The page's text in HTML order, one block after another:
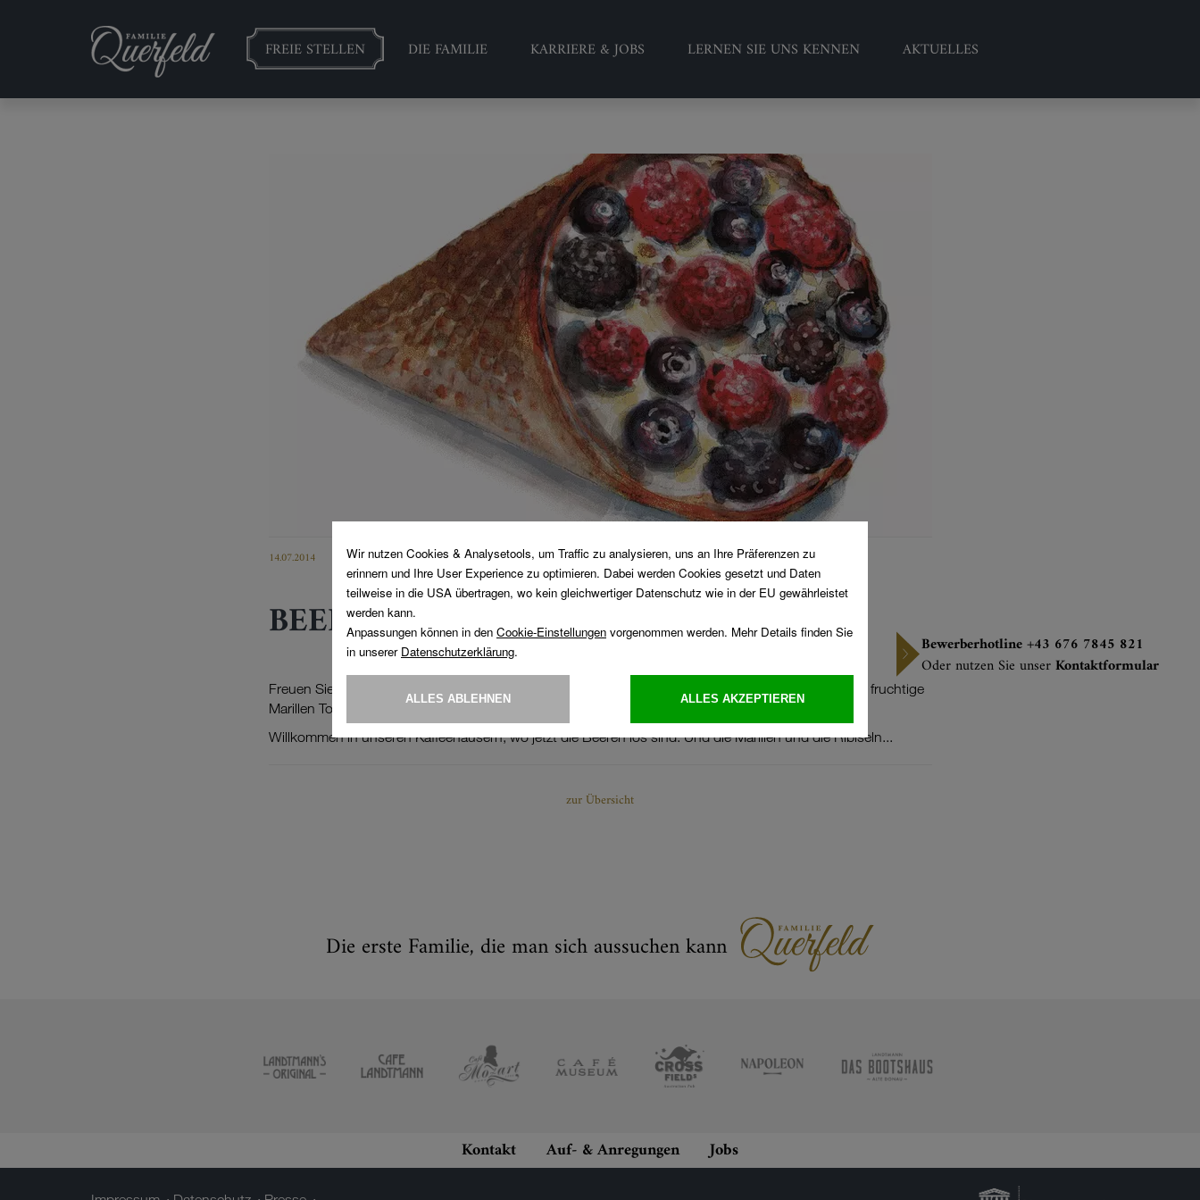
FREIE STELLEN DIE FAMILIE KARRIERE & JOBS LERNEN SIE UNS KENNEN AKTUELLES
14.07.2014
BEERENHUNGER?!
Freuen Sie sich auf unser legendäres Waldbeerstanitzel, das luftig-lockere Heidelbeer-Törtchen, die fruchtige
Marillen Torte, den saftigen Waldbeerfleck und – ganz NEU - unsere feine Ribiselschaumschnitte.
Willkommen in unseren Kaffeehäusern, wo jetzt die Beeren los sind. Und die Marillen und die Ribiseln...
zur Übersicht
Die erste Familie, die man sich aussuchen kann
Kontakt Auf- & Anregungen Jobs
Bewerberhotline +43 676 7845 821
Oder nutzen Sie unserKontaktformular